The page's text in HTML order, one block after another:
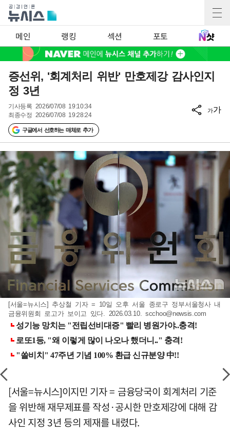
메인 랭킹 섹션 포토
증선위, '회계처리 위반' 만호제강 감사인지
정 3년
기사등록 2026/07/08 19:10:34
최종수정 2026/07/08 19:28:24
구글에서 선호하는 매체로 추가
가가
[서울=뉴시스] 추상철 기자 = 10일 오후 서울 종로구 정부서울청사 내
금융위원회 로고가 보이고 있다. 2026.03.10. scchoo@newsis.com
[서울=뉴시스]이지민 기자 = 금융당국이 회계처리 기준
을 위반해 재무제표를 작성·공시한 만호제강에 대해 감
사인 지정 3년 등의 제재를 내렸다.